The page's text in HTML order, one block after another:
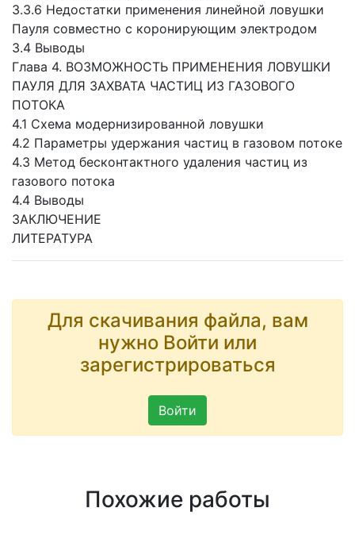
3.3.6 Недостатки применения линейной ловушки
Пауля совместно с коронирующим электродом
3.4 Выводы
Глава 4. ВОЗМОЖНОСТЬ ПРИМЕНЕНИЯ ЛОВУШКИ
ПАУЛЯ ДЛЯ ЗАХВАТА ЧАСТИЦ ИЗ ГАЗОВОГО
ПОТОКА
4.1 Схема модернизированной ловушки
4.2 Параметры удержания частиц в газовом потоке
4.3 Метод бесконтактного удаления частиц из
газового потока
4.4 Выводы
ЗАКЛЮЧЕНИЕ
ЛИТЕРАТУРА
Для скачивания файла, вам
нужно Войти или
зарегистрироваться
Войти
Похожие работы